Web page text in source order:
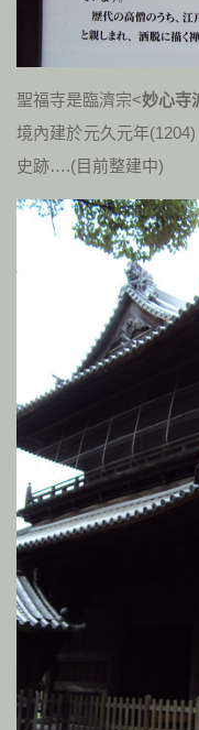
聖福寺是臨濟宗<妙心寺
境內建於元久元年
史跡….(目前整建中)